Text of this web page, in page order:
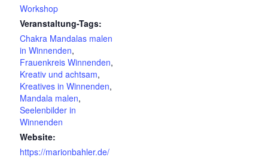
Workshop
Veranstaltung-Tags:
Chakra Mandalas malen
in Winnenden,
Frauenkreis Winnenden,
Kreativ und achtsam,
Kreatives in Winnenden,
Mandala malen,
Seelenbilder in
Winnenden
Website:
https://marionbahler.de/